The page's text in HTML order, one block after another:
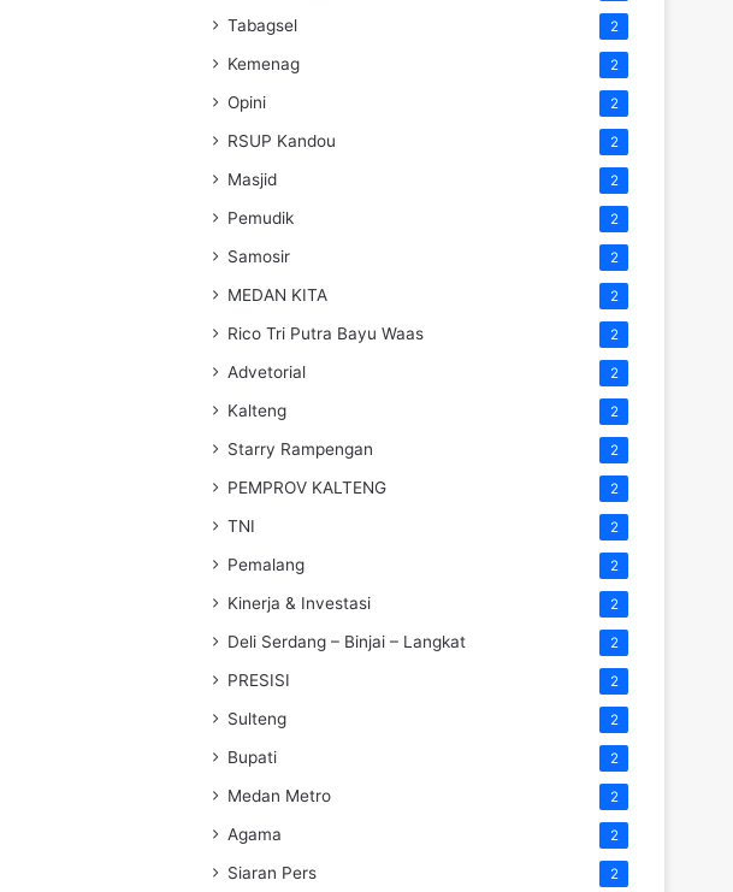
Tabagsel 2
Kemenag 2
Opini 2
RSUP Kandou 2
Masjid 2
Pemudik 2
Samosir 2
MEDAN KITA 2
Rico Tri Putra Bayu Waas 2
Advetorial 2
Kalteng 2
Starry Rampengan 2
PEMPROV KALTENG 2
TNI 2
Pemalang 2
Kinerja & Investasi 2
Deli Serdang – Binjai – Langkat 2
PRESISI 2
Sulteng 2
Bupati 2
Medan Metro 2
Agama 2
Siaran Pers 2